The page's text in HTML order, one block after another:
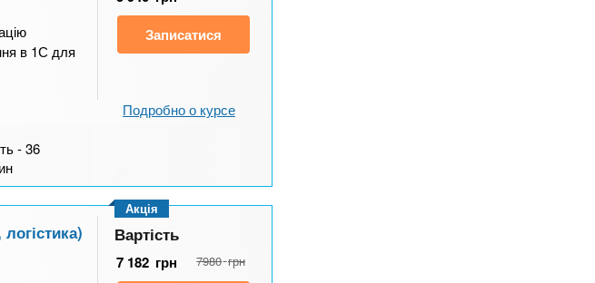
в 1С для
Записатися
Подробно о курсе
- 36
Акція
Вартість
7 182 грн 7980 грн